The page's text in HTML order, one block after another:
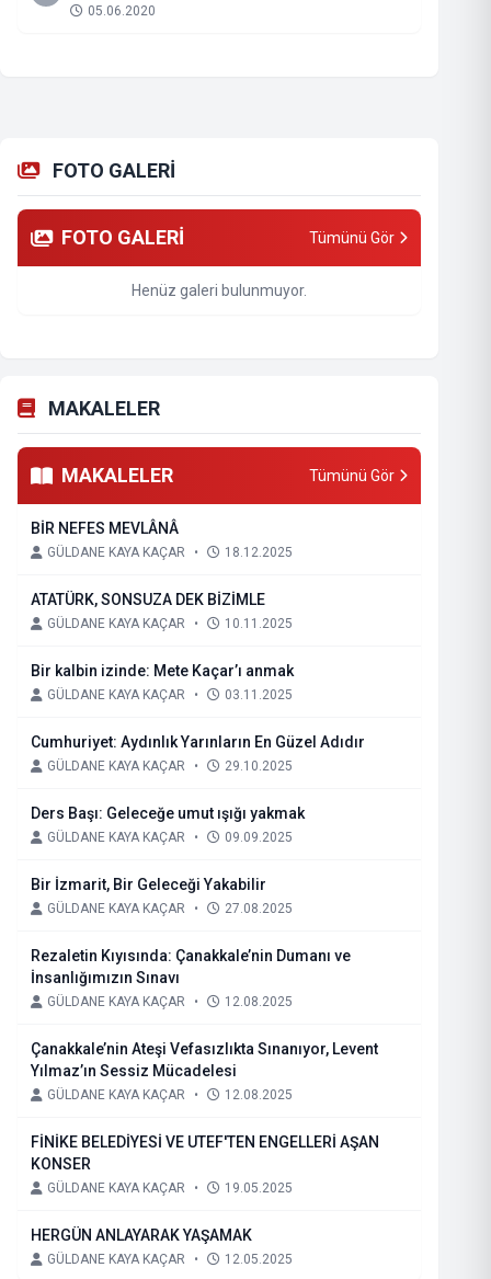
05.06.2020
FOTO GALERİ
FOTO GALERİ Tümünü Gör
Henüz galeri bulunmuyor.
MAKALELER
MAKALELER Tümünü Gör
BİR NEFES MEVLÂNÂ
GÜLDANE KAYA KAÇAR • 18.12.2025
ATATÜRK, SONSUZA DEK BİZİMLE
GÜLDANE KAYA KAÇAR • 10.11.2025
Bir kalbin izinde: Mete Kaçar’ı anmak
GÜLDANE KAYA KAÇAR • 03.11.2025
Cumhuriyet: Aydınlık Yarınların En Güzel Adıdır
GÜLDANE KAYA KAÇAR • 29.10.2025
Ders Başı: Geleceğe umut ışığı yakmak
GÜLDANE KAYA KAÇAR • 09.09.2025
Bir İzmarit, Bir Geleceği Yakabilir
GÜLDANE KAYA KAÇAR • 27.08.2025
Rezaletin Kıyısında: Çanakkale’nin Dumanı ve
İnsanlığımızın Sınavı
GÜLDANE KAYA KAÇAR • 12.08.2025
Çanakkale’nin Ateşi Vefasızlıkta Sınanıyor, Levent
Yılmaz’ın Sessiz Mücadelesi
GÜLDANE KAYA KAÇAR • 12.08.2025
FİNİKE BELEDİYESİ VE UTEF'TEN ENGELLERİ AŞAN
KONSER
GÜLDANE KAYA KAÇAR • 19.05.2025
HERGÜN ANLAYARAK YAŞAMAK
GÜLDANE KAYA KAÇAR • 12.05.2025